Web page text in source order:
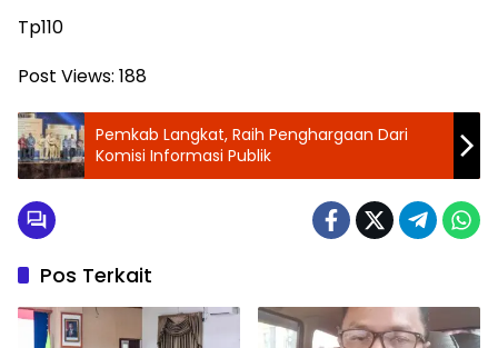
Tp110
Post Views: 188
Pemkab Langkat, Raih Penghargaan Dari
Komisi Informasi Publik
Pos Terkait